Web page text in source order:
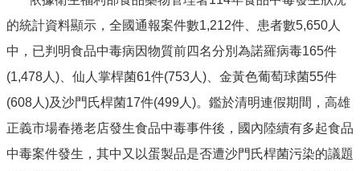
訊
息
務
專
主
的統計資料顯示，全國通報案件數1,212件、患者數5,650人
中，已判明食品中毒病因物質前四名分別為諾羅病毒165件
(1,478人)、仙人掌桿菌61件(753人)、金黃色葡萄球菌55件
(608人)及沙門氏桿菌17件(499人)。鑑於清明連假期間，高雄
正義市場春捲老店發生食品中毒事件後，國內陸續有多起食品
中毒案件發生，其中又以蛋製品是否遭沙門氏桿菌污染的議題